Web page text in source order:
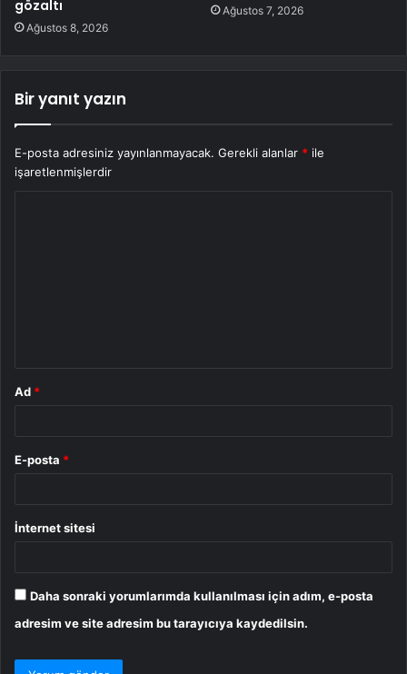
gözaltı
Ağustos 8, 2026
Ağustos 7, 2026
Bir yanıt yazın
E-posta adresiniz yayınlanmayacak. Gerekli alanlar * ile
işaretlenmişlerdir
Ad *
E-posta *
İnternet sitesi
Daha sonraki yorumlarımda kullanılması için adım, e-posta
adresim ve site adresim bu tarayıcıya kaydedilsin.